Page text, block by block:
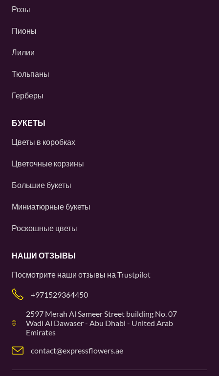
Розы
Пионы
Лилии
Тюльпаны
Герберы
БУКЕТЫ
Цветы в коробках
Цветочные корзины
Большие букеты
Миниатюрные букеты
Роскошные цветы
НАШИ ОТЗЫВЫ
Посмотрите наши отзывы на Trustpilot
+971529364450
2597 Merah Al Sameer Street building No. 07
Wadi Al Dawaser - Abu Dhabi - United Arab
Emirates
contact@expressflowers.ae